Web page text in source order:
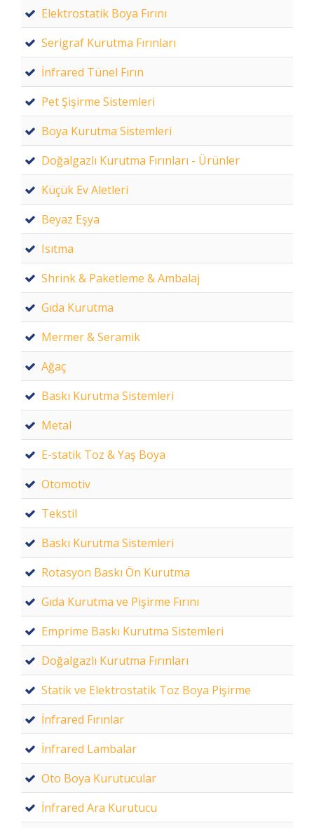
Elektrostatik Boya Fırını
Serigraf Kurutma Fırınları
İnfrared Tünel Fırın
Pet Şişirme Sistemleri
Boya Kurutma Sistemleri
Doğalgazlı Kurutma Fırınları - Ürünler
Küçük Ev Aletleri
Beyaz Eşya
Isıtma
Shrink & Paketleme & Ambalaj
Gıda Kurutma
Mermer & Seramik
Ağaç
Baskı Kurutma Sistemleri
Metal
E-statik Toz & Yaş Boya
Otomotiv
Tekstil
Baskı Kurutma Sistemleri
Rotasyon Baskı Ön Kurutma
Gıda Kurutma ve Pişirme Fırını
Emprime Baskı Kurutma Sistemleri
Doğalgazlı Kurutma Fırınları
Statik ve Elektrostatik Toz Boya Pişirme
İnfrared Fırınlar
İnfrared Lambalar
Oto Boya Kurutucular
İnfrared Ara Kurutucu